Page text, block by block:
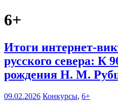
6+
Итоги интернет-
русского севера: К
рождения Н. М.
09.02.2026 Конкурсы, 6+